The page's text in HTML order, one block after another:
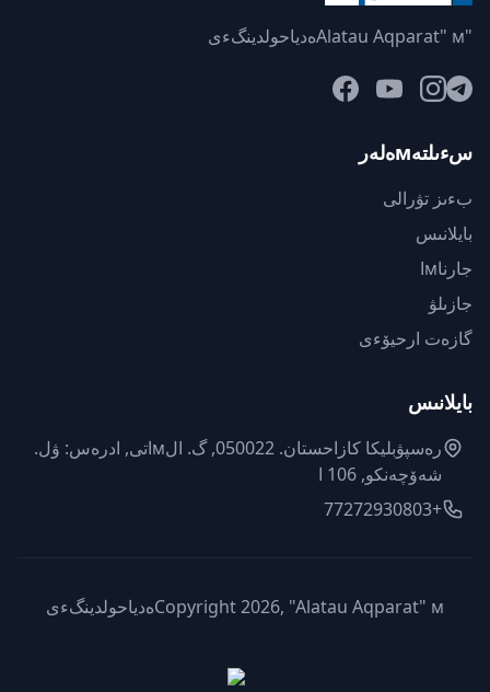
"Alatau Aqparat" мەدياحولدينگءى
سءىلتەмەلەر
بءىز تۋرالى
بايلانىس
جارناмا
جازىلۋ
گازەت ارحيۆءى
بايلانىس
رەسپۋبليكا كازاحستان. 050022, گ. الмاتى, ادرەس: ۋل.
شەۆچەنكو, 106 ا
+77272930803
Copyright 2026, "Alatau Aqparat" мەدياحولدينگءى